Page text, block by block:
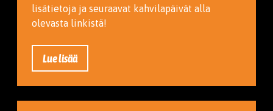
lisätietoja ja seuraavat kahvilapäivät alla
olevasta linkistä!
Lue lisää